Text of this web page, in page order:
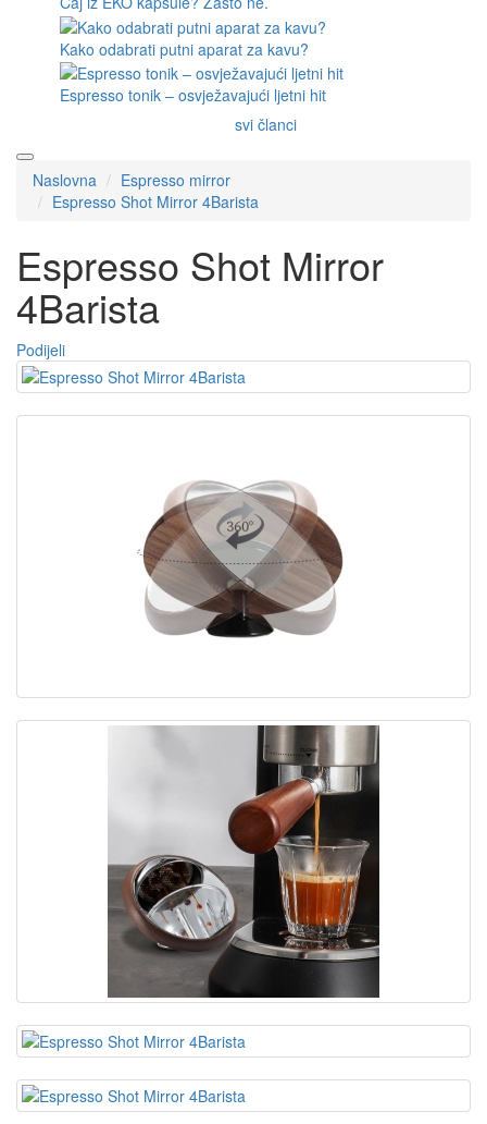
Kako odabrati putni aparat za kavu?
Espresso tonik – osvježavajući ljetni hit
svi članci
Naslovna
Espresso mirror
Espresso Shot Mirror 4Barista
Espresso Shot Mirror
4Barista
Podijeli